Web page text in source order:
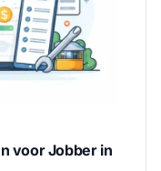
voor Jobber in